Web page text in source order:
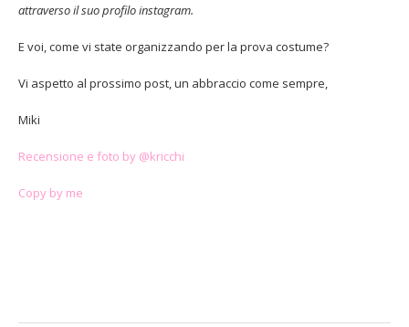
attraverso il suo profilo instagram.
E voi, come vi state organizzando per la prova costume?
Vi aspetto al prossimo post, un abbraccio come sempre,
Miki
Recensione e foto by @kricchi
Copy by me